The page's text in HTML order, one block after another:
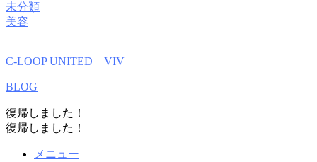
未分類
美容
C-LOOP UNITED VIV
BLOG
復帰しました！
復帰しました！
メニュー